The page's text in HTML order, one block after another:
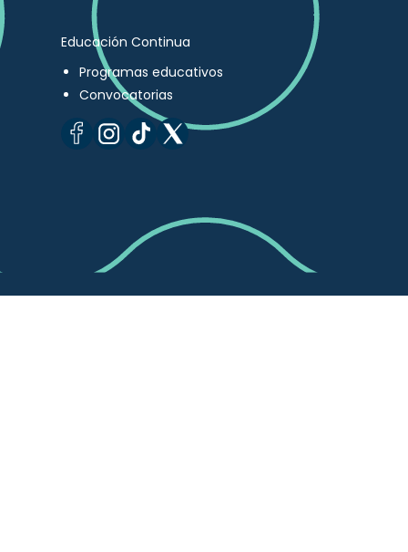
Educación Continua
Programas educativos
Convocatorias